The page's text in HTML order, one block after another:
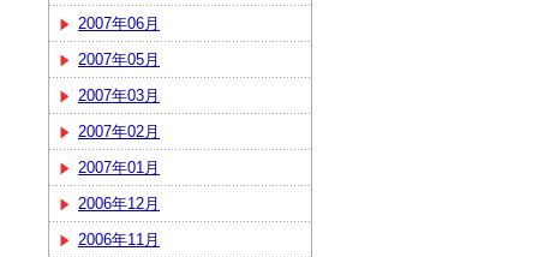
2007年06月
2007年05月
2007年03月
2007年02月
2007年01月
2006年12月
2006年11月